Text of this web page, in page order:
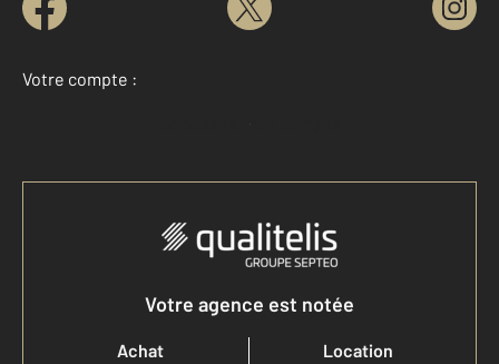
Votre compte :
Accéder à mon compte
Votre agence est notée
Achat
Location